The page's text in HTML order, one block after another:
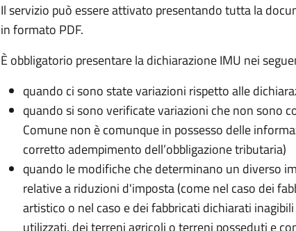
Il servizio può essere attivato presentando tutta la
in formato PDF.
È obbligatorio presentare la dichiarazione IMU nei
quando ci sono state variazioni rispetto alle
quando si sono verificate variazioni che non sono
Comune non è comunque in possesso delle
corretto adempimento dell’obbligazione tributaria)
quando le modifiche che determinano un diverso
relative a riduzioni d'imposta (come nel caso dei
artistico o nel caso e dei fabbricati dichiarati
utilizzati, dei terreni agricoli o terreni posseduti e